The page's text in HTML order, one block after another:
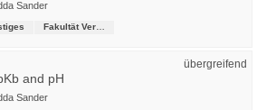
Sander
übergreifend
and pH
Sander